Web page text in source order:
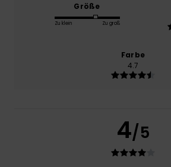
Größe
Zu klein Zu groß
Farbe
4.7
4/5